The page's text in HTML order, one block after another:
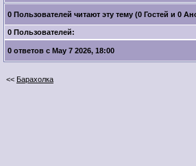
0 Пользователей читают эту тему (0 Гостей и 0
0 Пользователей:
0 ответов с May 7 2026, 18:00
<< Барахолка